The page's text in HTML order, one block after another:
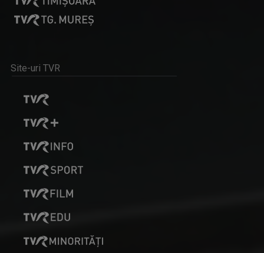
Site-uri TVR